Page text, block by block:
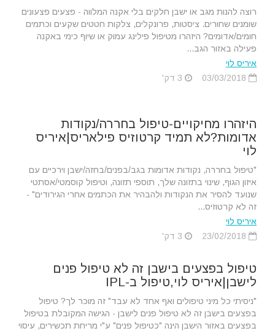
רוצה להנות מגב או ישבן חלקים בלי אקנה המלווה - פצעים פצעונים
שומנים שחורים. ציסטות, פרונקלים, צלקות חטטים שקעים וכתמים
חומים/אדומים? היזהרו מטיפול פילינג עמוק או שיוף כימי באקנה
פעילה באזור הגב...
איריס לוי
היזהרו מחיקויים-טיפול בחררה/נקודות
אדומות?לא תמיד קרטוזיס פילאריס|איריס
לוי
"טיפול בחררה, נקודות אדומות בגב/בפנים/בחזה/ישבן וירכיים עם
איזון הגוף, שינוי בתזונה שלך, תוספי תזונה, וטיפול קוסמטי/אסתטי
שנועד להסיר את הנקודות ולהבהיר את הכתמים אחרי הגירודים" -
זה לא קרטוזיס...
איריס לוי
טיפול בפצעים בישבן זה לא טיפול פנים
לישבן|איריס לוי,טיפול ב-IPL
"ניסיתי כל מיני טיפולים ואף אחד לא עבד" זה מוכר לך? טיפול
בפצעים בישבן זה לא טיפול פנים לישבן - הגישה המקובלת בטיפול
בפצעים באזור הישבן הינה "כטיפול פנים" ע"י מריחת תכשירים, עיסוי